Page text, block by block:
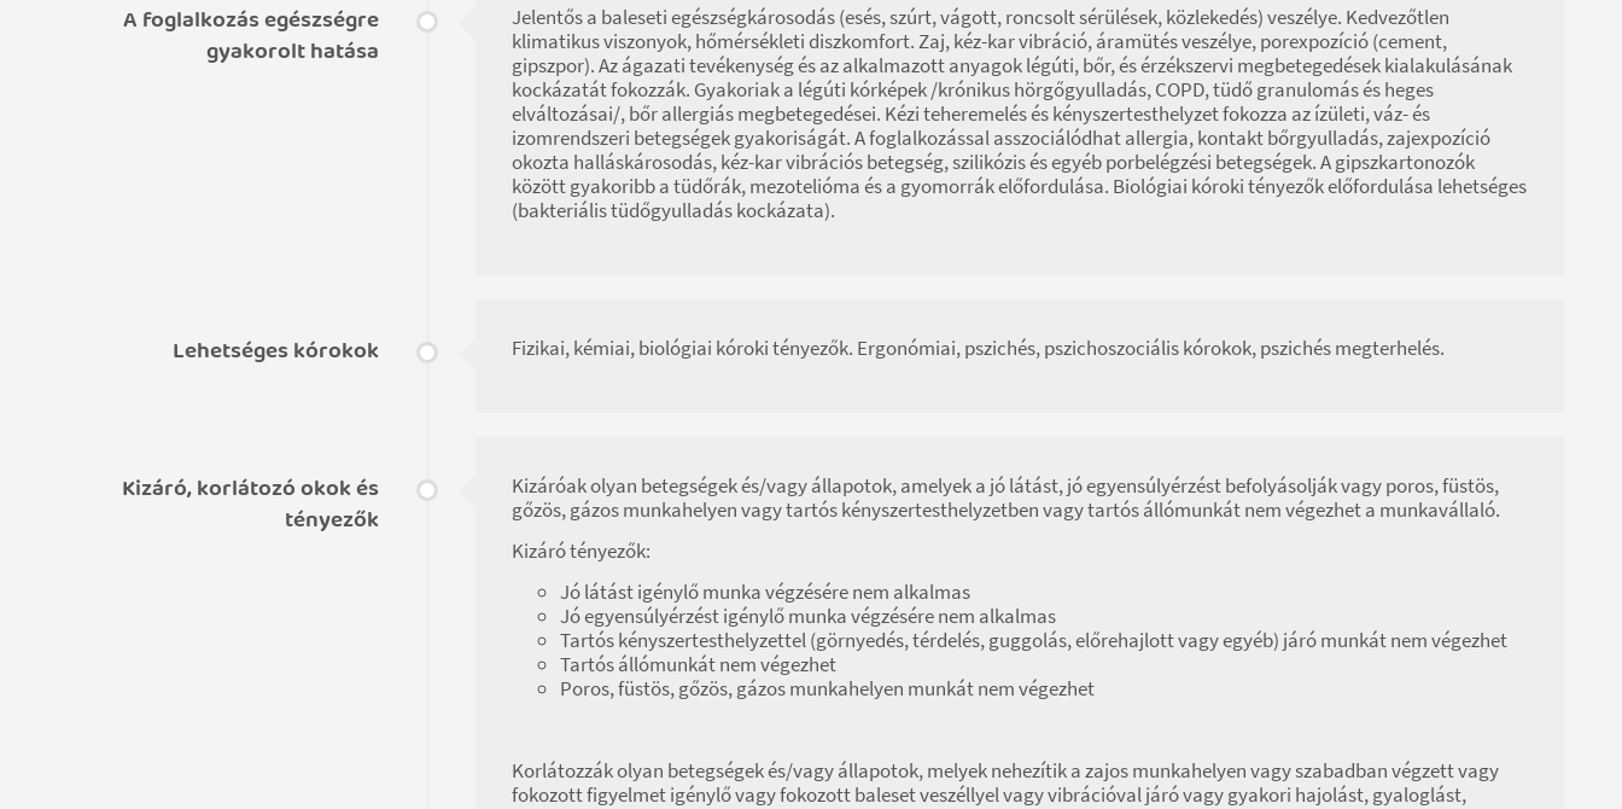
A foglalkozás egészségre
gyakorolt hatása
Jelentős a baleseti egészségkárosodás (esés, szúrt, vágott, roncsolt sérülések, közlekedés) veszélye. Kedvezőtlen
klimatikus viszonyok, hőmérsékleti diszkomfort. Zaj, kéz-kar vibráció, áramütés veszélye, porexpozíció (cement,
gipszpor). Az ágazati tevékenység és az alkalmazott anyagok légúti, bőr, és érzékszervi megbetegedések kialakulásának
kockázatát fokozzák. Gyakoriak a légúti kórképek /krónikus hörgőgyulladás, COPD, tüdő granulomás és heges
elváltozásai/, bőr allergiás megbetegedései. Kézi teheremelés és kényszertesthelyzet fokozza az ízületi, váz- és
izomrendszeri betegségek gyakoriságát. A foglalkozással asszociálódhat allergia, kontakt bőrgyulladás, zajexpozíció
okozta halláskárosodás, kéz-kar vibrációs betegség, szilikózis és egyéb porbelégzési betegségek. A gipszkartonozók
között gyakoribb a tüdőrák, mezotelióma és a gyomorrák előfordulása. Biológiai kóroki tényezők előfordulása lehetséges
(bakteriális tüdőgyulladás kockázata).
Lehetséges kórokok Fizikai, kémiai, biológiai kóroki tényezők. Ergonómiai, pszichés, pszichoszociális kórokok, pszichés megterhelés.
Kizáró, korlátozó okok és
tényezők
Kizáróak olyan betegségek és/vagy állapotok, amelyek a jó látást, jó egyensúlyérzést befolyásolják vagy poros, füstös,
gőzös, gázos munkahelyen vagy tartós kényszertesthelyzetben vagy tartós állómunkát nem végezhet a munkavállaló.
Kizáró tényezők:
Jó látást igénylő munka végzésére nem alkalmas
Jó egyensúlyérzést igénylő munka végzésére nem alkalmas
Tartós kényszertesthelyzettel (görnyedés, térdelés, guggolás, előrehajlott vagy egyéb) járó munkát nem végezhet
Tartós állómunkát nem végezhet
Poros, füstös, gőzös, gázos munkahelyen munkát nem végezhet
Korlátozzák olyan betegségek és/vagy állapotok, melyek nehezítik a zajos munkahelyen vagy szabadban végzett vagy
fokozott figyelmet igénylő vagy fokozott baleset veszéllyel vagy vibrációval járó vagy gyakori hajolást, gyaloglást,